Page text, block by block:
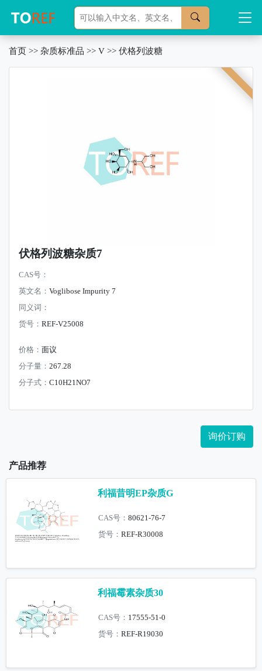
首页 >> 杂质标准品 >> V >> 伏格列波糖
伏格列波糖杂质7
CAS号：
英文名： Voglibose Impurity 7
同义词：
货号： REF-V25008
价格： 面议
分子量： 267.28
分子式： C10H21NO7
询价订购
产品推荐
利福昔明EP杂质G
CAS号：80621-76-7
货号：REF-R30008
利福霉素杂质30
CAS号： 17555-51-0
货号：REF-R19030